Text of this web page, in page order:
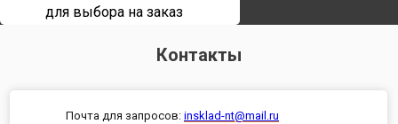
для выбора на заказ
Контакты
Почта для запросов: insklad-nt@mail.ru